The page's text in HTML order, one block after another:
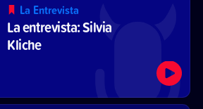
La Entrevista
La entrevista: Silvia
Kliche